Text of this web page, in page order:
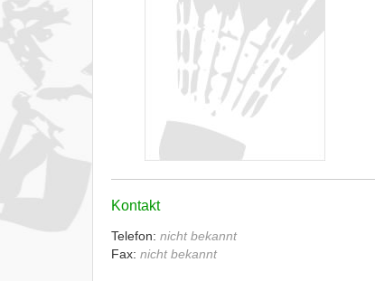
Kontakt
Telefon: nicht bekannt
Fax: nicht bekannt